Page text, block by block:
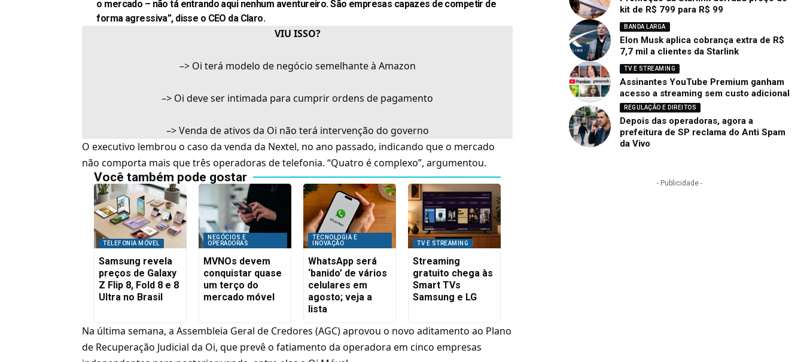
o mercado – não tá entrando aqui nenhum aventureiro. São empresas capazes de competir de
forma agressiva”, disse o CEO da Claro.
VIU ISSO?
–> Oi terá modelo de negócio semelhante à Amazon
–> Oi deve ser intimada para cumprir ordens de pagamento
–>Venda de ativos da Oi não terá intervenção do governo
O executivo lembrou o caso davenda da Nextel, no ano passado, indicando que o mercado
não comporta mais que três operadoras de telefonia. “Quatro é complexo”, argumentou.
Você também pode gostar
TELEFONIA MÓVEL
Samsung revela
preços de Galaxy
Z Flip 8, Fold 8 e 8
Ultra no Brasil
NEGÓCIOS E
OPERADORAS
MVNOs devem
conquistar quase
um terço do
mercado móvel
TECNOLOGIA E
INOVAÇÃO
WhatsApp será
‘banido’ de vários
celulares em
agosto; veja a
lista
TV E STREAMING
Streaming
gratuito chega às
Smart TVs
Samsung e LG
Na última semana, aAssembleia Geral de Credores (AGC) aprovou o novo aditamento ao Plano
de Recuperação Judicial da Oi, que prevê o fatiamento da operadora em cinco empresas
kit de R$ 799 para R$ 99
BANDA LARGA
Elon Musk aplica cobrança extra de R$
7,7 mil a clientes da Starlink
TV E STREAMING
Assinantes YouTube Premium ganham
acesso a streaming sem custo adicional
REGULAÇÃO E DIREITOS
Depois das operadoras, agora a
prefeitura de SP reclama do Anti Spam
da Vivo
- Publicidade -